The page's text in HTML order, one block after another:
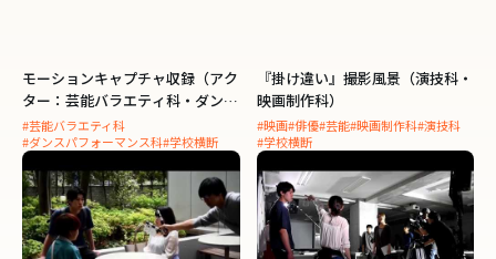
モーションキャプチャ収録（アク
ター：芸能バラエティ科・ダンス
パフォーマンス科／演出：アニメ
ーション・CG科）
#芸能バラエティ科
#ダンスパフォーマンス科#学校横断
『掛け違い』撮影風景（演技科・
映画制作科）
#映画#俳優#芸能#映画制作科#演技科
#学校横断